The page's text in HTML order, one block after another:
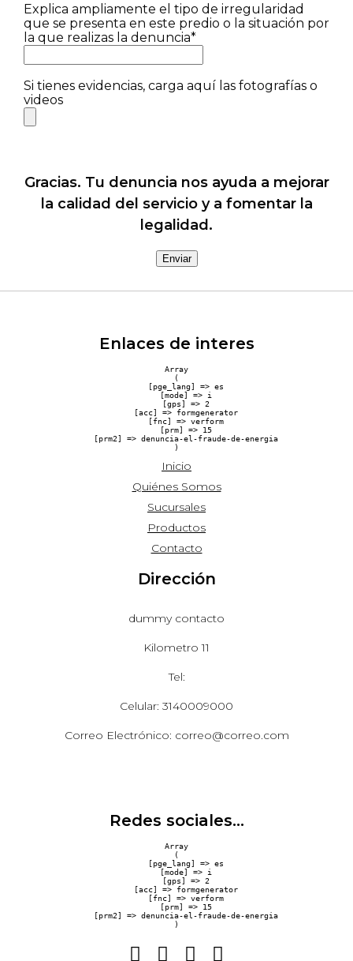
Explica ampliamente el tipo de irregularidad
que se presenta en este predio o la situación por
la que realizas la denuncia*
Si tienes evidencias, carga aquí las fotografías o
videos
Gracias. Tu denuncia nos ayuda a mejorar
la calidad del servicio y a fomentar la
legalidad.
Enviar
Enlaces de interes
Array
(
    [pge_lang] => es
    [mode] => i
    [gps] => 2
    [acc] => formgenerator
    [fnc] => verform
    [prm] => 15
    [prm2] => denuncia-el-fraude-de-energia
Inicio
Quiénes Somos
Sucursales
Productos
Contacto
Dirección
dummy contacto
Kilometro 11
Tel:
Celular: 3140009000
Correo Electrónico: correo@correo.com
Redes sociales...
Array
(
    [pge_lang] => es
    [mode] => i
    [gps] => 2
    [acc] => formgenerator
    [fnc] => verform
    [prm] => 15
    [prm2] => denuncia-el-fraude-de-energia